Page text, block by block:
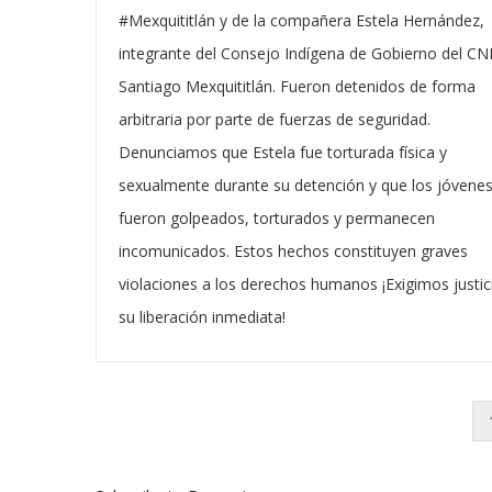
#Mexquititlán y de la compañera Estela Hernández,
integrante del Consejo Indígena de Gobierno del
Santiago Mexquititlán. Fueron detenidos de forma
arbitraria por parte de fuerzas de seguridad.
Denunciamos que Estela fue torturada física y
sexualmente durante su detención y que los jóvenes
fueron golpeados, torturados y permanecen
incomunicados. Estos hechos constituyen graves
violaciones a los derechos humanos ¡Exigimos
su liberación inmediata!